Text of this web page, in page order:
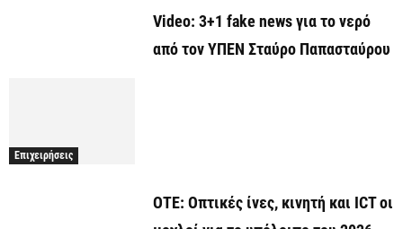
Video: 3+1 fake news για το νερό
από τον ΥΠΕΝ Σταύρο Παπασταύρου
Επιχειρήσεις
ΟΤΕ: Οπτικές ίνες, κινητή και ICT οι